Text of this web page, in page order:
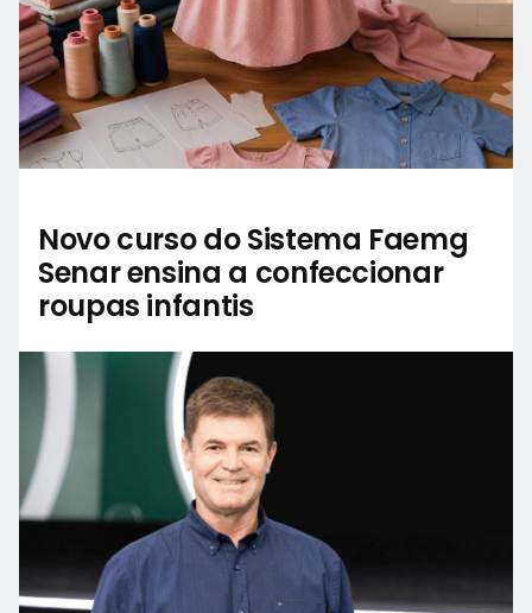
Novo curso do Sistema Faemg
Senar ensina a confeccionar
roupas infantis